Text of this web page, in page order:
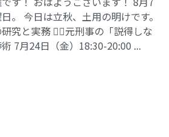
。 今日は立秋、土用の明けです。
究と実務 🕵️‍♂️元刑事の「説得しな
7月24日（金）18:30-20:00 ...